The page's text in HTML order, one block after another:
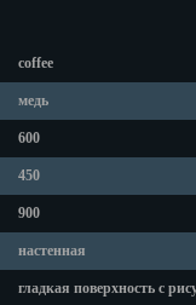
coffee
медь
600
450
900
настенная
гладкая поверхность с